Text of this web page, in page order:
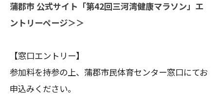
蒲郡市 公式サイト「第42回三河湾健康マラソン」エ
ントリーページ＞＞
【窓口エントリー】
参加料を持参の上、蒲郡市⺠体育センター窓口にてお
申込みください。